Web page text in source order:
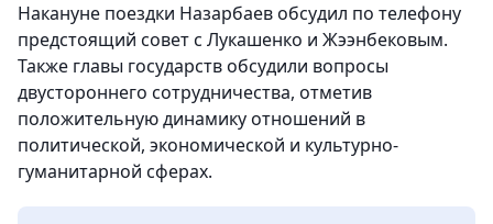
Накануне поездки Назарбаев обсудил по телефону
предстоящий совет с Лукашенко и Жээнбековым.
Также главы государств обсудили вопросы
двустороннего сотрудничества, отметив
положительную динамику отношений в
политической, экономической и культурно-
гуманитарной сферах.